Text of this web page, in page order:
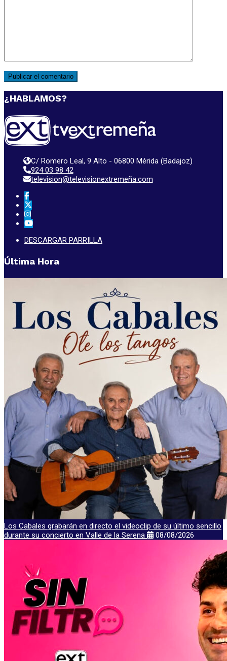
¿HABLAMOS?
C/ Romero Leal, 9 Alto - 06800 Mérida (Badajoz)
924 03 98 42
television@televisionextremeña.com
DESCARGAR PARRILLA
Última Hora
Los Cabales grabarán en directo el videoclip de su último sencillo
durante su concierto en Valle de la Serena
08/08/2026